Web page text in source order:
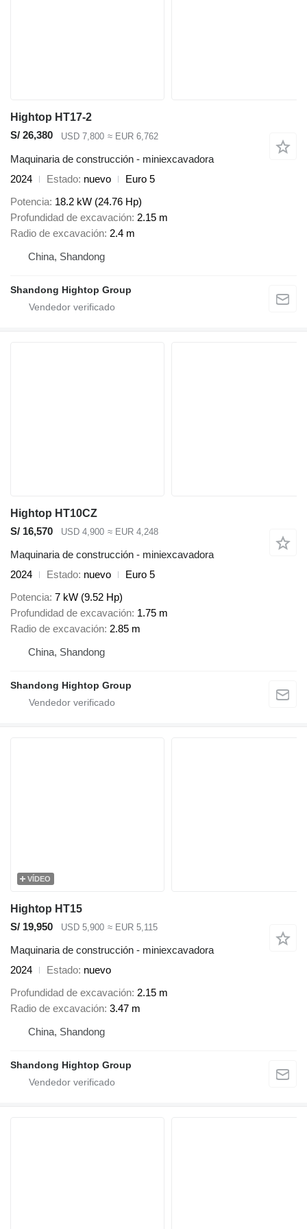
Hightop HT17-2
S/ 26,380
USD 7,800 ≈ EUR 6,762
Maquinaria de construcción - miniexcavadora
2024
Estado nuevo
Euro 5
Potencia 18.2 kW (24.76 Hp)
Profundidad de excavación 2.15 m
Radio de excavación 2.4 m
China, Shandong
Shandong Hightop Group
Hightop HT10CZ
S/ 16,570
USD 4,900 ≈ EUR 4,248
Maquinaria de construcción - miniexcavadora
2024
Estado nuevo
Euro 5
Potencia 7 kW (9.52 Hp)
Profundidad de excavación 1.75 m
Radio de excavación 2.85 m
China, Shandong
Shandong Hightop Group
VÍDEO
Hightop HT15
S/ 19,950
USD 5,900 ≈ EUR 5,115
Maquinaria de construcción - miniexcavadora
2024
Estado nuevo
Profundidad de excavación 2.15 m
Radio de excavación 3.47 m
China, Shandong
Shandong Hightop Group